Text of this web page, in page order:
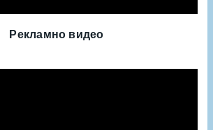
Рекламно видео